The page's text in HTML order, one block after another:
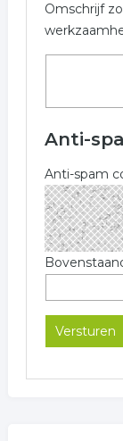
Omschrijf
Anti-
Anti-spam